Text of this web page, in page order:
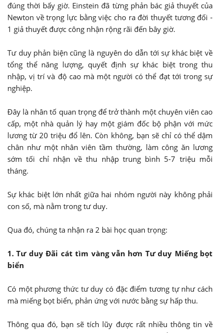
đúng thời bấy giờ. Einstein đã từng phản bác giả thuyết của
Newton về trọng lực bằng việc cho ra đời thuyết tương đối -
1 giả thuyết được công nhận rộng rãi đến bây giờ.
Tư duy phản biện cũng là nguyên do dẫn tới sự khác biệt về
tổng thể năng lượng, quyết định sự khác biệt trong thu
nhập, vị trí và độ cao mà một người có thể đạt tới trong sự
nghiệp.
Đây là nhân tố quan trọng để trở thành một chuyên viên cao
cấp, một nhà quản lý hay một giám đốc bộ phận với mức
lương từ 20 triệu đổ lên. Còn không, bạn sẽ chỉ có thể dậm
chân như một nhân viên tầm thường, làm công ăn lương
sớm tối chỉ nhận về thu nhập trung bình 5-7 triệu mỗi
tháng.
Sự khác biệt lớn nhất giữa hai nhóm người này không phải
con số, mà nằm trong tư duy.
Qua đó, chúng ta nhận ra 2 bài học quan trọng:
1. Tư duy Đãi cát tìm vàng vẫn hơn Tư duy Miếng bọt
biển
Có một phương thức tư duy có đặc điểm tương tự như cách
mà miếng bọt biển, phản ứng với nước bằng sự hấp thu.
Thông qua đó, bạn sẽ tích lũy được rất nhiều thông tin về